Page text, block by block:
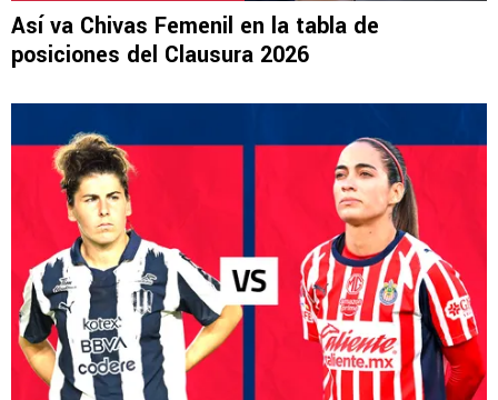
Así va Chivas Femenil en la tabla de
posiciones del Clausura 2026